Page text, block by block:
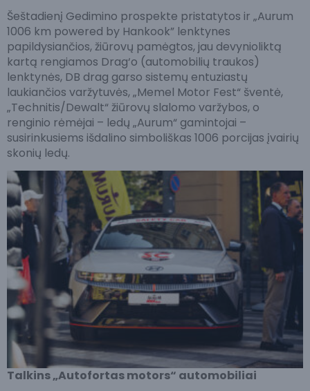
Šeštadienį Gedimino prospekte pristatytos ir „Aurum
1006 km powered by Hankook” lenktynes
papildysiančios, žiūrovų pamėgtos, jau devynioliktą
kartą rengiamos Drag‘o (automobilių traukos)
lenktynės, DB drag garso sistemų entuziastų
laukiančios varžytuvės, „Memel Motor Fest“ šventė,
„Technitis/Dewalt“ žiūrovų slalomo varžybos, o
renginio rėmėjai – ledų „Aurum“ gamintojai –
susirinkusiems išdalino simboliškas 1006 porcijas įvairių
skonių ledų.
Talkins „Autofortas motors“ automobiliai